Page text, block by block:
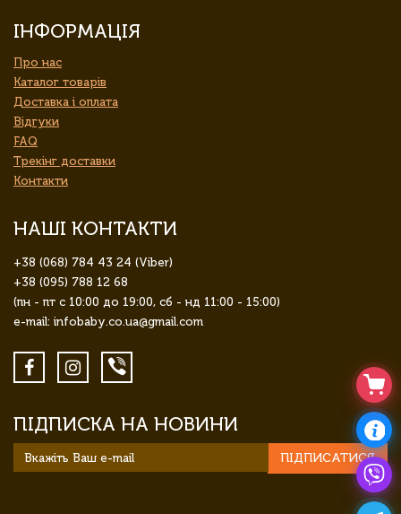
ІНФОРМАЦІЯ
Про нас
Каталог товарів
Доставка і оплата
Відгуки
FAQ
Трекінг доставки
Контакти
НАШІ КОНТАКТИ
+38 (068) 784 43 24 (Viber)
+38 (095) 788 12 68
(пн - пт с 10:00 до 19:00, сб - нд 11:00 - 15:00)
e-mail: infobaby.co.ua@gmail.com
ПІДПИСКА НА НОВИНИ
ПІДПИСАТИСЯ